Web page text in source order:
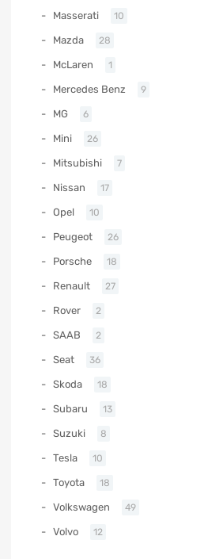
Masserati 10
Mazda 28
McLaren 1
Mercedes Benz 9
MG 6
Mini 26
Mitsubishi 7
Nissan 17
Opel 10
Peugeot 26
Porsche 18
Renault 27
Rover 2
SAAB 2
Seat 36
Skoda 18
Subaru 13
Suzuki 8
Tesla 10
Toyota 18
Volkswagen 49
Volvo 12